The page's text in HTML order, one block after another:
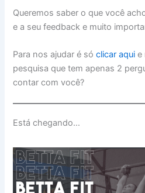
Queremos saber o que você
e a seu feedback e muito
Para nos ajudar é sóclicar aqui e
pesquisa que tem apenas 2
contar com você?
Está chegando…